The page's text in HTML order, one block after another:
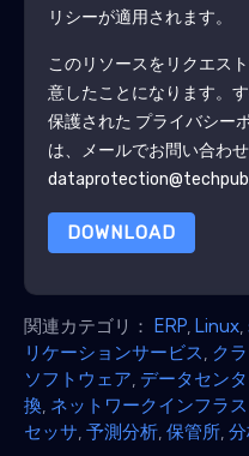
リシーが適用されます。
このリソースをリクエス
意したことになります。
保護された プライバシー
は、メールでお問い合わ
DOWNLOAD
関連カテゴリ： ERP Linux
リケーションサービス ク
ソフトウェア データセン
換 ネットワークインフラ
セッサ 予測分析 保管所